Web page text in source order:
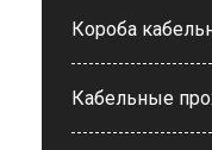
Короба
Кабельные